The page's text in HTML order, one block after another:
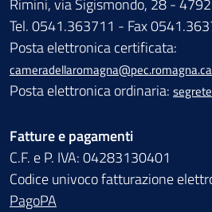
Rimini, via Sigismondo, 28 -
Tel. 0541.363711 - Fax
Posta elettronica certificata:
Posta elettronica ordinaria:
Fatture e pagamenti
C.F. e P. IVA: 04283130401
Codice univoco fatturazione
PagoPA